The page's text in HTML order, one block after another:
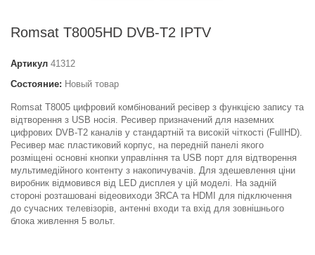
Romsat T8005HD DVB-T2 IPTV
Артикул 41312
Состояние: Новый товар
Romsat T8005 цифровий комбінований ресівер з функцією запису та
відтворення з USB носія. Ресивер призначений для наземних
цифрових DVB-T2 каналів у стандартній та високій чіткості (FullHD).
Ресивер має пластиковий корпус, на передній панелі якого
розміщені основні кнопки управління та USB порт для відтворення
мультимедійного контенту з накопичувачів. Для здешевлення ціни
виробник відмовився від LED дисплея у цій моделі. На задній
стороні розташовані відеовиходи 3RCA та HDMI для підключення
до сучасних телевізорів, антенні входи та вхід для зовнішнього
блока живлення 5 вольт.